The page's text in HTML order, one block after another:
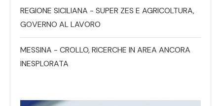
REGIONE SICILIANA - SUPER ZES E AGRICOLTURA,
GOVERNO AL LAVORO
MESSINA - CROLLO, RICERCHE IN AREA ANCORA
INESPLORATA